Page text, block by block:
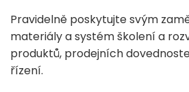
Pravidelně poskytujte svým
materiály a systém školení a
produktů, prodejních
řízení.